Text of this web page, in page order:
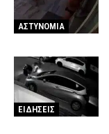
ΑΣΤΥΝΟΜΙΑ
ΕΙΔΗΣΕΙΣ